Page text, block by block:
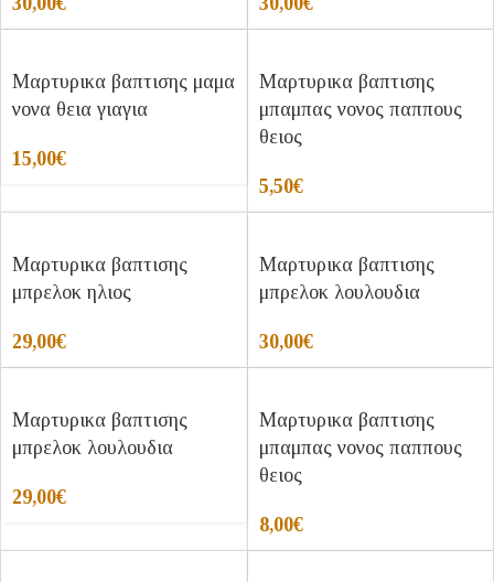
Μαρτυρικα βαπτισης μαμα
νονα θεια γιαγια
15,00€
Μαρτυρικα βαπτισης
μπαμπας νονος παππους
θειος
5,50€
Μαρτυρικα βαπτισης
μπρελοκ ηλιος
29,00€
Μαρτυρικα βαπτισης
μπρελοκ λουλουδια
30,00€
Μαρτυρικα βαπτισης
μπρελοκ λουλουδια
29,00€
Μαρτυρικα βαπτισης
μπαμπας νονος παππους
θειος
8,00€